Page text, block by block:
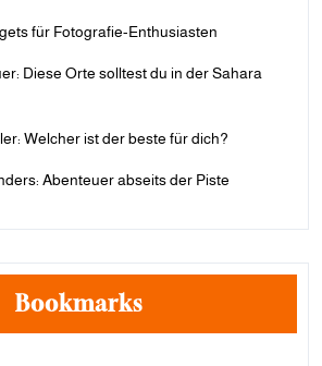
für Fotografie-Enthusiasten
Diese Orte solltest du in der Sahara
Welcher ist der beste für dich?
Abenteuer abseits der Piste
Bookmarks